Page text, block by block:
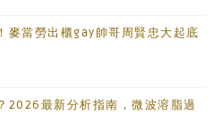
麥當勞出櫃gay帥哥周賢忠大起底
2026最新分析指南，微波溶脂過